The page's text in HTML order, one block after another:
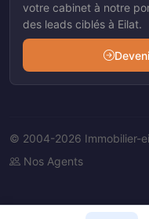
votre cabinet à notre
des leads ciblés à Eilat.
© 2004-2026 Immobilier-
Nos Agents